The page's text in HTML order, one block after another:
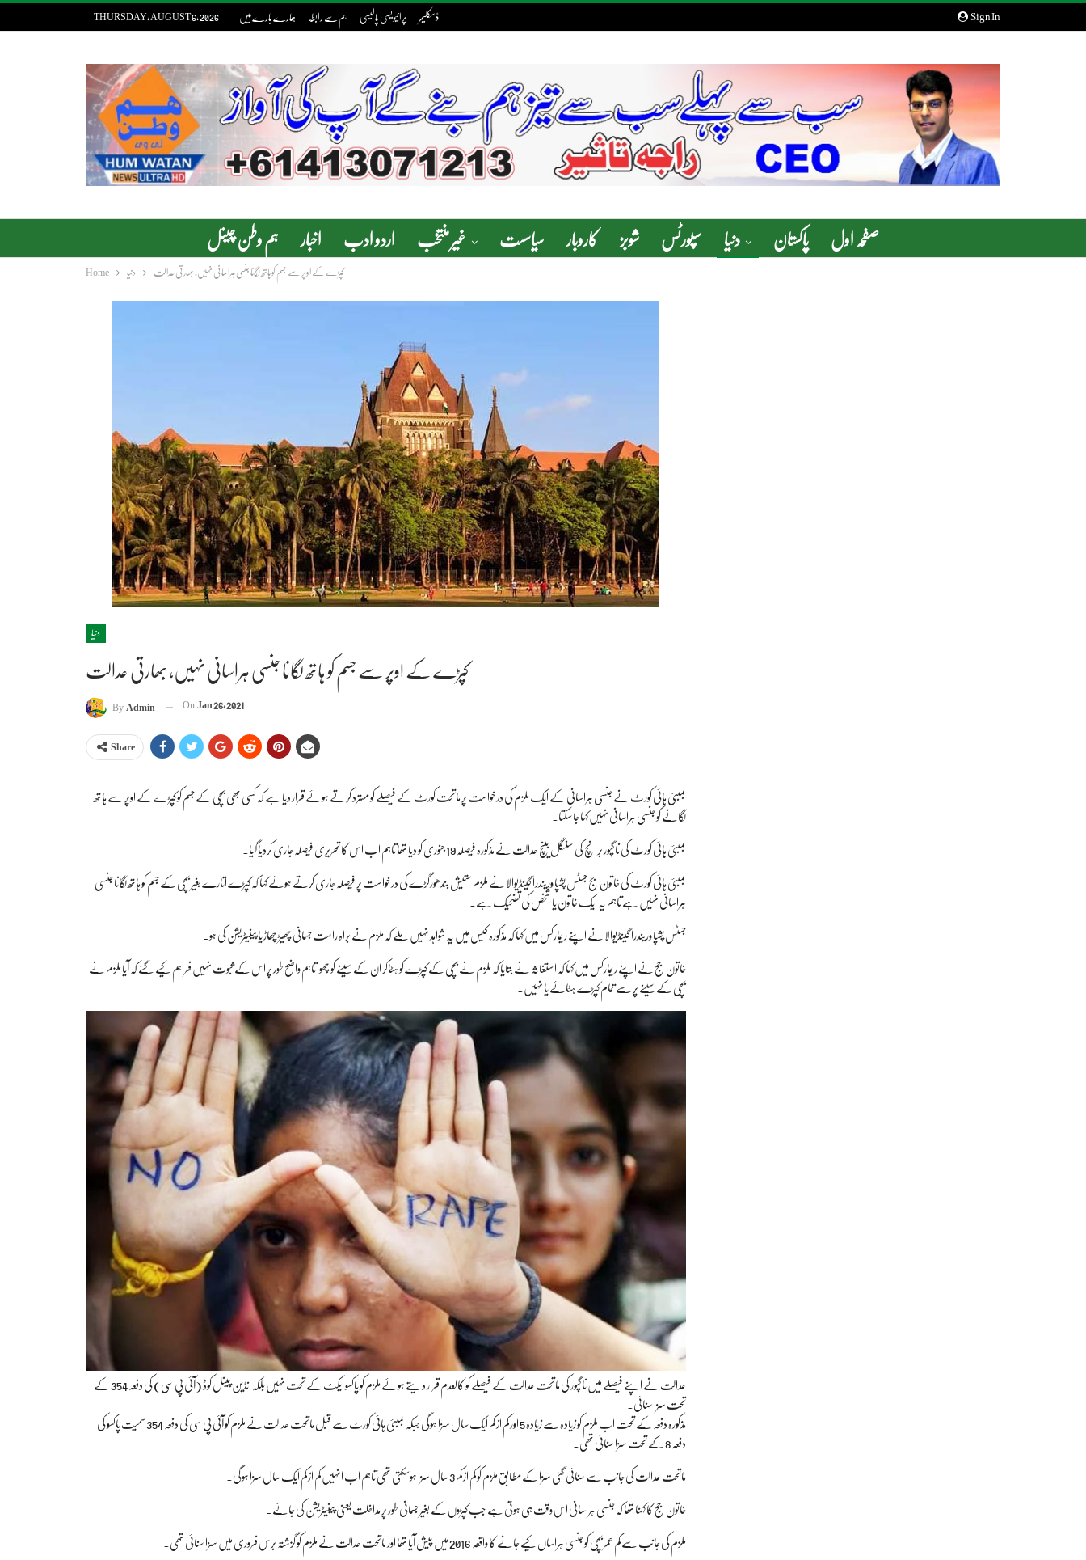
Sign In
THURSDAY, AUGUST 6, 2026 ہمارے بارے میں ہم سے رابطہ پرائیویسی پالیسی ڈسکلیمر
ہم وطن چینل اخبار اردو ادب غیر منتخب سیاسست کاروبار شوبز سپورٹس دنیا پاکستان صفحہ اول
Home دنیا کپڑے کے اوپر سے جسم کو ہاتھ لگانا جنسی ہراسانی نہیں، بھارتی عدالت
دنیا
کپڑے کے اوپر سے جسم کو ہاتھ لگانا جنسی ہراسانی نہیں، بھارتی عدالت
ByAdmin OnJan 26, 2021
Share
بمبئی ہائی کورٹ نے جنسی ہراسانی کے ایک ملزم کی درخواست پر ماتحت کورٹ کے فیصلے کو مسترد کرتے ہوئے قرار دیا ہے کہ کسی بھی بچی کے جسم کو کپڑے کے اوپر سے ہاتھ
لگانے کو جنسی ہراسانی نہیں کہا جا سکتا۔
بمبئی ہائی کورٹ کی ناگپور برانچ کی سنگل بینچ عدالت نے مذکورہ فیصلہ 19 جنوری کو دیا تھا تاہم اب اس کا تحریری فیصلہ جاری کردیا گیا۔
بمبئی ہائی کورٹ کی خاتون جج جسٹس پشپا وریندرا گینڈیوالا نے ملزم ستیش بندھورگڑے کی درخواست پر فیصلہ جاری کرتے ہوئے کہا کہ کپڑے اتارے بغیر بچی کے جسم کو ہاتھ لگانا جنسی
ہراسانی نہیں ہے تاہم یہ ایک خاتون یا شخص کی تضحیک ہے۔
جسٹس پشپا وریندرا گینڈیوالا نے اپنے ریمارکس میں کہا کہ مذکورہ کیس میں یہ شواہد نہیں ملے کہ ملزم نے براہ راست جسمانی چھیڑ چھاڑ یا پینیٹریشن کی ہو۔
خاتون جج نے اپنے ریمارکس میں کہا کہ استغاثہ نے بتایا کہ ملزم نے بچی کے کپڑے کو ہٹاکر ان کے سینے کو چھوا تاہم واضح طور پر اس کے ثبوت نہیں فراہم کیے گئے کہ آیا ملزم نے
بچی کے سینے پر سے تمام کپڑے ہٹائے یا نہیں۔
عدالت نے اپنے فیصلے میں ناگپور کی ماتحت عدالت کے فیصلے کو کالعدم قرار دیتے ہوئے ملزم کو پاکسو ایکٹ کے تحت نہیں بلکہ انڈین پینل کوڈ (آئی پی سی) کی دفعہ 354 کے
تحت سزا سنائی۔
مذکورہ دفعہ کے تحت اب ملزم کو زیادہ سے زیادہ 5 اور کم از کم ایک سال سزا ہوگی جبکہ بمبئی ہائی کورٹ سے قبل ماتحت عدالت نے ملزم کو آئی پی سی کی دفعہ 354 سمیت پاکسو کی
دفعہ 8 کے تحت سزا سنائی تھی۔
ماتحت عدالت کی جانب سے سنائی گئی سزا کے مطابق ملزم کو کم از کم 3 سال سزا ہوسکتی تھی تاہم اب انہیں کم از کم ایک سال سزا ہوگی۔
خاتون جج کا کہنا تھا کہ جنسی ہراسانی اس وقت ہی ہوتی ہے جب کپڑوں کے بغیر جسمانی طور پر مداخلت یعنی پینیٹریشن کی جائے۔
ملزم کی جانب سے کم عمر بچی کو جنسی ہراساں کیے جانے کا واقعہ 2016 میں پیش آیا تھا اور ماتحت عدالت نے ملزم کو گزشتہ برس فروری میں سزا سنائی تھی۔